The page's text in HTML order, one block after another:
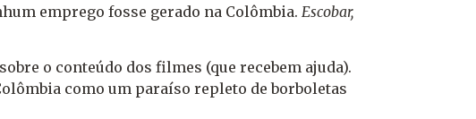
emprego fosse gerado na Colômbia. Escobar,
o conteúdo dos filmes (que recebem ajuda).
como um paraíso repleto de borboletas